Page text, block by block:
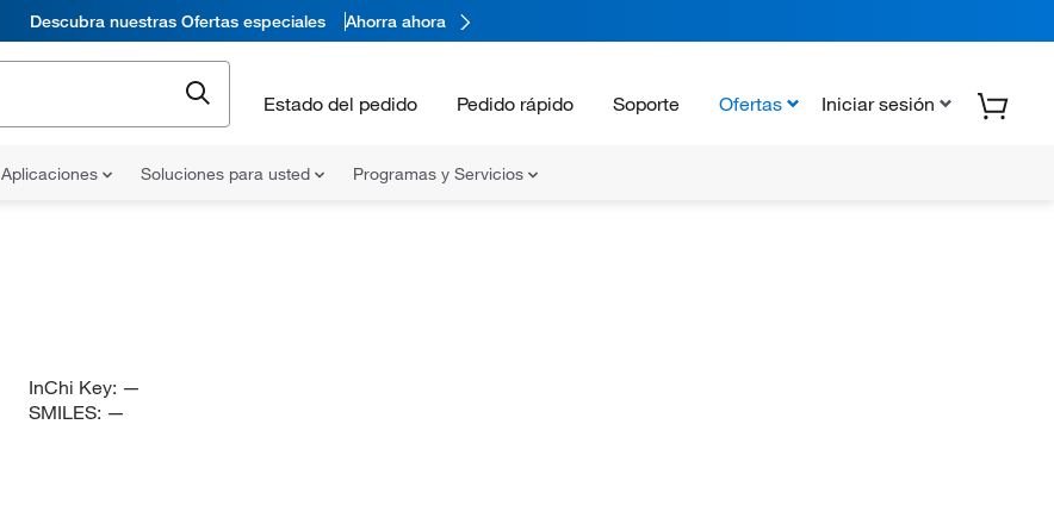
Descubra nuestras Ofertas especiales Ahorra ahora
Estado del pedido Pedido rápido Soporte Ofertas Iniciar sesión
Aplicaciones Soluciones para usted Programas y Servicios
InChi Key: —
SMILES: —